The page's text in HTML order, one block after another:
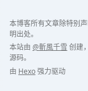
本博客所有文章除特别
明出处。
本站由 @斬風千雪 创建
源码。
由 Hexo强力驱动